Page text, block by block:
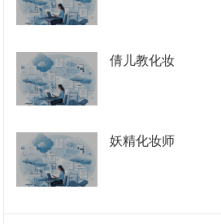
倩儿教化妆
妖精化妆师